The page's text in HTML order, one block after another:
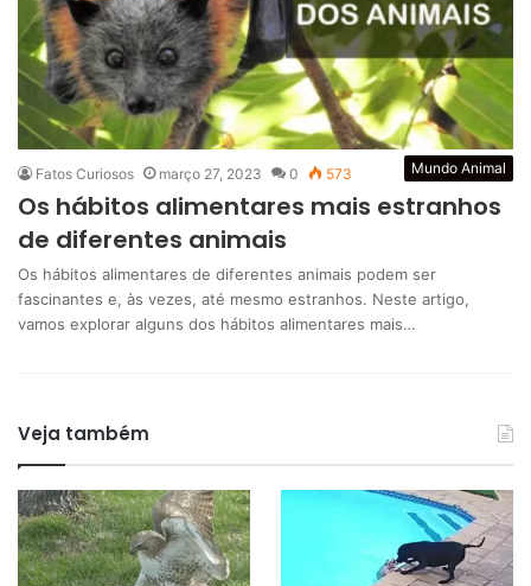
Mundo Animal
Fatos Curiosos março 27, 2023 0 573
Os hábitos alimentares mais estranhos
de diferentes animais
Os hábitos alimentares de diferentes animais podem ser
fascinantes e, às vezes, até mesmo estranhos. Neste artigo,
vamos explorar alguns dos hábitos alimentares mais…
Veja também